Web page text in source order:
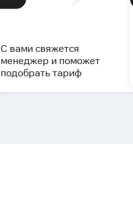
С вами свяжется
менеджер и поможет
подобрать тариф